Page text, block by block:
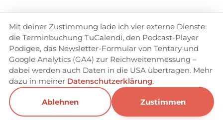
Mit deiner Zustimmung lade ich vier externe Dienste:
die Terminbuchung TuCalendi, den Podcast-Player
Podigee, das Newsletter-Formular von Tentary und
Google Analytics (GA4) zur Reichweitenmessung –
dabei werden auch Daten in die USA übertragen. Mehr
dazu in meiner Datenschutzerklärung.
Ablehnen Zustimmen